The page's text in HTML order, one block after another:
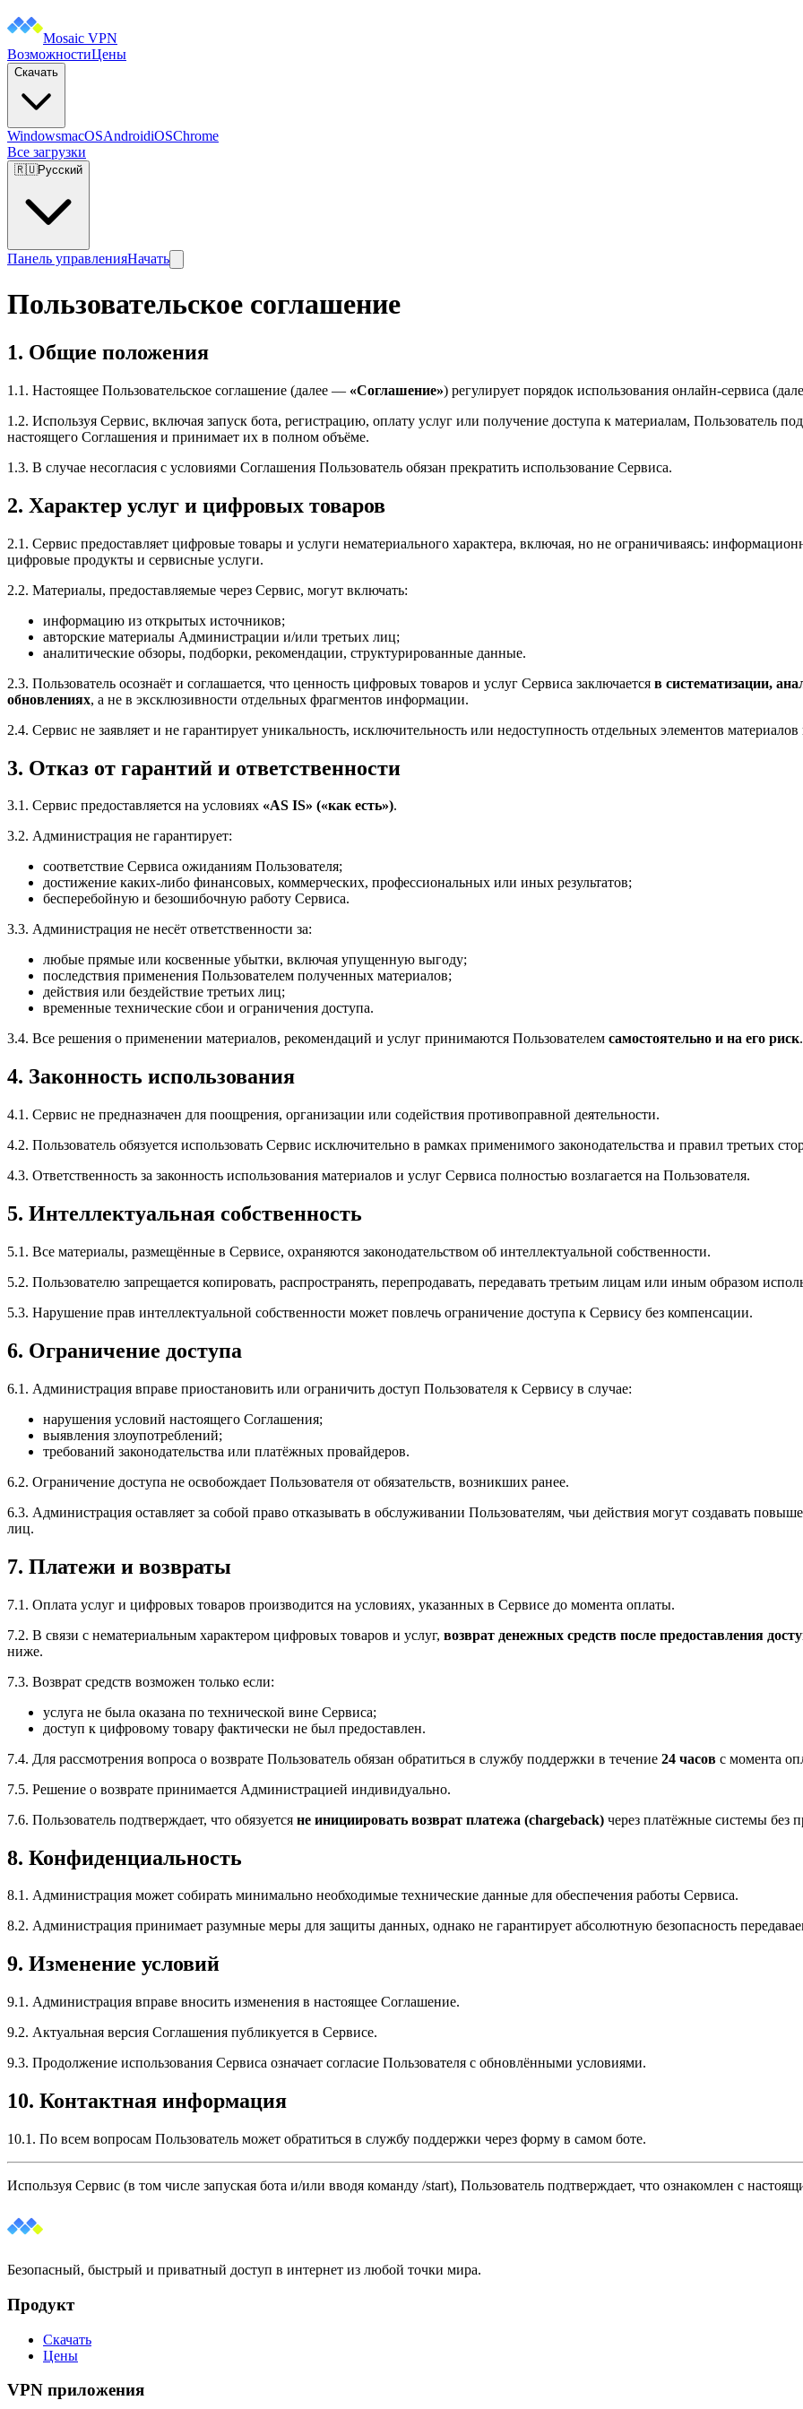
Mosaic VPN
ВозможностиЦены
Скачать
WindowsmacOSAndroidiOSChrome
Все загрузки
🇷🇺Русский
Панель управленияНачать
Пользовательское соглашение
1. Общие положения
1.1. Настоящее Пользовательское соглашение (далее — «Соглашение») регулирует порядок использования онлайн-сервиса
1.2. Используя Сервис, включая запуск бота, регистрацию, оплату услуг или получение доступа к материалам, Пользователь
настоящего Соглашения и принимает их в полном объёме.
1.3. В случае несогласия с условиями Соглашения Пользователь обязан прекратить использование Сервиса.
2. Характер услуг и цифровых товаров
2.1. Сервис предоставляет цифровые товары и услуги нематериального характера, включая, но не ограничиваясь:
цифровые продукты и сервисные услуги.
2.2. Материалы, предоставляемые через Сервис, могут включать:
информацию из открытых источников;
авторские материалы Администрации и/или третьих лиц;
аналитические обзоры, подборки, рекомендации, структурированные данные.
2.3. Пользователь осознаёт и соглашается, что ценность цифровых товаров и услуг Сервиса заключается в систематизации,
обновлениях, а не в эксклюзивности отдельных фрагментов информации.
2.4. Сервис не заявляет и не гарантирует уникальность, исключительность или недоступность отдельных элементов
3. Отказ от гарантий и ответственности
3.1. Сервис предоставляется на условиях «AS IS» («как есть»).
3.2. Администрация не гарантирует:
соответствие Сервиса ожиданиям Пользователя;
достижение каких-либо финансовых, коммерческих, профессиональных или иных результатов;
бесперебойную и безошибочную работу Сервиса.
3.3. Администрация не несёт ответственности за:
любые прямые или косвенные убытки, включая упущенную выгоду;
последствия применения Пользователем полученных материалов;
действия или бездействие третьих лиц;
временные технические сбои и ограничения доступа.
3.4. Все решения о применении материалов, рекомендаций и услуг принимаются Пользователем самостоятельно и на его риск.
4. Законность использования
4.1. Сервис не предназначен для поощрения, организации или содействия противоправной деятельности.
4.2. Пользователь обязуется использовать Сервис исключительно в рамках применимого законодательства и правил третьих
4.3. Ответственность за законность использования материалов и услуг Сервиса полностью возлагается на Пользователя.
5. Интеллектуальная собственность
5.1. Все материалы, размещённые в Сервисе, охраняются законодательством об интеллектуальной собственности.
5.2. Пользователю запрещается копировать, распространять, перепродавать, передавать третьим лицам или иным образом
5.3. Нарушение прав интеллектуальной собственности может повлечь ограничение доступа к Сервису без компенсации.
6. Ограничение доступа
6.1. Администрация вправе приостановить или ограничить доступ Пользователя к Сервису в случае:
нарушения условий настоящего Соглашения;
выявления злоупотреблений;
требований законодательства или платёжных провайдеров.
6.2. Ограничение доступа не освобождает Пользователя от обязательств, возникших ранее.
6.3. Администрация оставляет за собой право отказывать в обслуживании Пользователям, чьи действия могут создавать
лиц.
7. Платежи и возвраты
7.1. Оплата услуг и цифровых товаров производится на условиях, указанных в Сервисе до момента оплаты.
7.2. В связи с нематериальным характером цифровых товаров и услуг, возврат денежных средств после предоставления
ниже.
7.3. Возврат средств возможен только если:
услуга не была оказана по технической вине Сервиса;
доступ к цифровому товару фактически не был предоставлен.
7.4. Для рассмотрения вопроса о возврате Пользователь обязан обратиться в службу поддержки в течение 24 часов с момента
7.5. Решение о возврате принимается Администрацией индивидуально.
7.6. Пользователь подтверждает, что обязуется не инициировать возврат платежа (chargeback) через платёжные системы без
8. Конфиденциальность
8.1. Администрация может собирать минимально необходимые технические данные для обеспечения работы Сервиса.
8.2. Администрация принимает разумные меры для защиты данных, однако не гарантирует абсолютную безопасность
9. Изменение условий
9.1. Администрация вправе вносить изменения в настоящее Соглашение.
9.2. Актуальная версия Соглашения публикуется в Сервисе.
9.3. Продолжение использования Сервиса означает согласие Пользователя с обновлёнными условиями.
10. Контактная информация
10.1. По всем вопросам Пользователь может обратиться в службу поддержки через форму в самом боте.
Используя Сервис (в том числе запуская бота и/или вводя команду /start), Пользователь подтверждает, что ознакомлен с
Безопасный, быстрый и приватный доступ в интернет из любой точки мира.
Продукт
Скачать
Цены
VPN приложения